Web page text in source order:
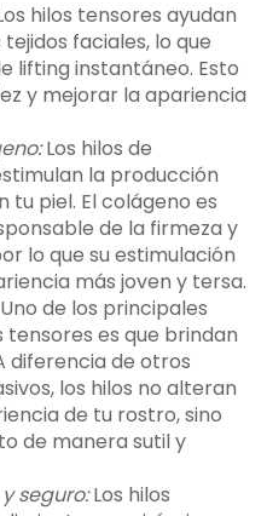
hilos tensores ayudan
faciales, lo que
lifting instantáneo. Esto
y mejorar la apariencia
Los hilos de
la producción
tu piel. El colágeno es
de la firmeza y
lo que su estimulación
más joven y tersa.
de los principales
tensores es que brindan
diferencia de otros
los hilos no alteran
de tu rostro, sino
de manera sutil y
seguro:Los hilos